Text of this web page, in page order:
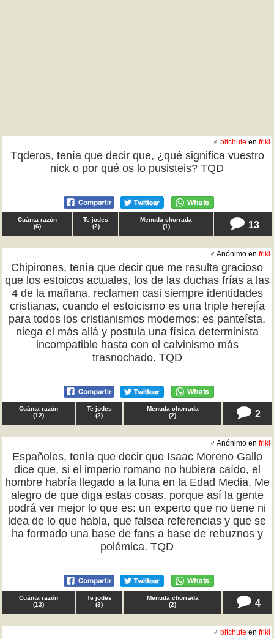
♂ bitchute en friki
Tqderos, tenía que decir que, ¿qué significa vuestro
nick o por qué os lo pusisteis? TQD
Cuánta razón
(6)
Te jodes
(2)
Menuda chorrada
(1) 13
♂ Anónimo en friki
Chipirones, tenía que decir que me resulta gracioso
que los estoicos actuales, los de las duchas frías a las
4 de la mañana, reclamen casi siempre identidades
cristianas, cuando el estoicismo es una triple herejía
para todos los cristianismos modernos: es panteísta,
niega el más allá y postula una física determinista
incompatible hasta con el calvinismo más
trasnochado. TQD
Cuánta razón
(12)
Te jodes
(2)
Menuda chorrada
(2) 2
♂ Anónimo en friki
Españoles, tenía que decir que Isaac Moreno Gallo
dice que, si el imperio romano no hubiera caído, el
hombre habría llegado a la luna en la Edad Media. Me
alegro de que diga estas cosas, porque así la gente
podrá ver mejor lo que es: un experto que no tiene ni
idea de lo que habla, que falsea referencias y que se
ha formado una base de fans a base de rebuznos y
polémica. TQD
Cuánta razón
(13)
Te jodes
(3)
Menuda chorrada
(2) 4
♂ bitchute en friki